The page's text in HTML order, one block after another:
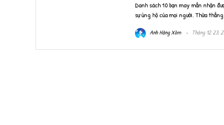
Danh sách 10 bạn may mắn nhận
sự ủng hộ của mọi người. Thừa
Anh Hàng Xóm Tháng 12 23,